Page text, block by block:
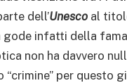
dell’Unesco al
gode infatti della
non ha davvero
“crimine” per questo